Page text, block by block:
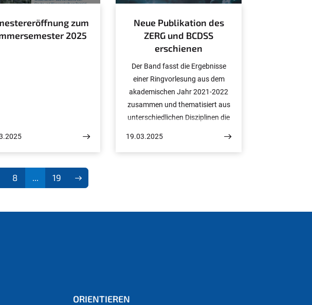
zum
2025
Neue Publikation des
ZERG und BCDSS
erschienen
Der Band fasst die Ergebnisse
einer Ringvorlesung aus dem
akademischen Jahr 2021-2022
zusammen und thematisiert aus
unterschiedlichen Disziplinen die
19.03.2025
8 ... 19
ORIENTIEREN